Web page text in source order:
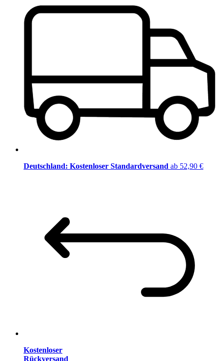
Deutschland: Kostenloser Standardversand ab 52,90 €
Kostenloser
Rückversand